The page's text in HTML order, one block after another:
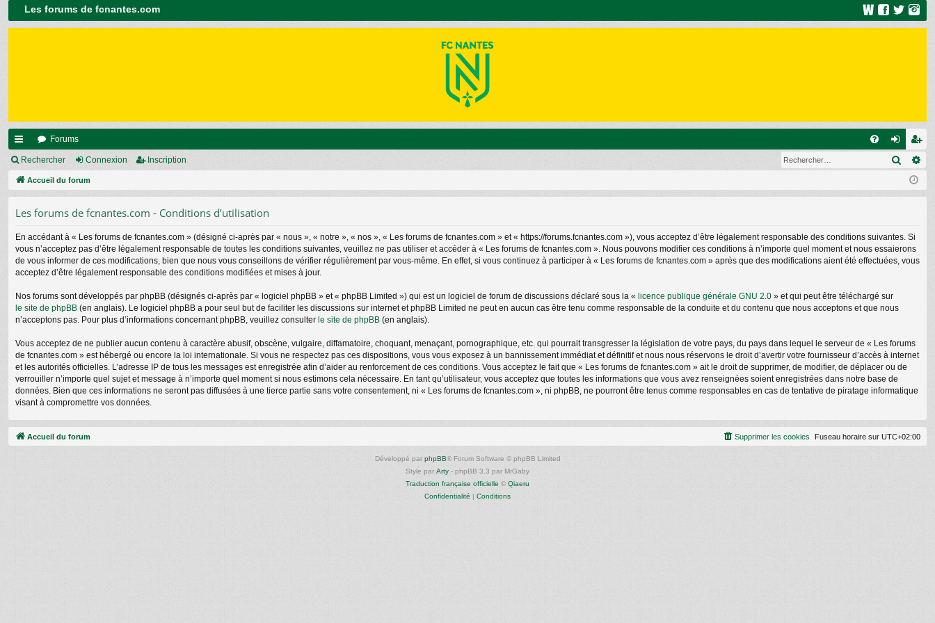
Les forums de fcnantes.com
ac
co
Forums
on ns
cri
Rechercher Connexion Inscription
Accueil du forum
Les forums de fcnantes.com - Conditions d’utilisation
En accédant à « Les forums de fcnantes.com » (désigné ci-après par « nous », « notre », « nos », « Les forums de fcnantes.com » et « https://forums.fcnantes.com »), vous acceptez d’être légalement responsable des conditions suivantes. Si
vous n’acceptez pas d’être légalement responsable de toutes les conditions suivantes, veuillez ne pas utiliser et accéder à « Les forums de fcnantes.com ». Nous pouvons modifier ces conditions à n’importe quel moment et nous essaierons
de vous informer de ces modifications, bien que nous vous conseillons de vérifier régulièrement par vous-même. En effet, si vous continuez à participer à « Les forums de fcnantes.com » après que des modifications aient été effectuées, vous
acceptez d’être légalement responsable des conditions modifiées et mises à jour.
Nos forums sont développés par phpBB (désignés ci-après par « logiciel phpBB » et « phpBB Limited ») qui est un logiciel de forum de discussions déclaré sous la « licence publique générale GNU 2.0 » et qui peut être téléchargé sur
le site de phpBB (en anglais). Le logiciel phpBB a pour seul but de faciliter les discussions sur internet et phpBB Limited ne peut en aucun cas être tenu comme responsable de la conduite et du contenu que nous acceptons et que nous
n’acceptons pas. Pour plus d’informations concernant phpBB, veuillez consulter le site de phpBB (en anglais).
Vous acceptez de ne publier aucun contenu à caractère abusif, obscène, vulgaire, diffamatoire, choquant, menaçant, pornographique, etc. qui pourrait transgresser la législation de votre pays, du pays dans lequel le serveur de « Les forums
de fcnantes.com » est hébergé ou encore la loi internationale. Si vous ne respectez pas ces dispositions, vous vous exposez à un bannissement immédiat et définitif et nous nous réservons le droit d’avertir votre fournisseur d’accès à internet
et les autorités officielles. L’adresse IP de tous les messages est enregistrée afin d’aider au renforcement de ces conditions. Vous acceptez le fait que « Les forums de fcnantes.com » ait le droit de supprimer, de modifier, de déplacer ou de
verrouiller n’importe quel sujet et message à n’importe quel moment si nous estimons cela nécessaire. En tant qu’utilisateur, vous acceptez que toutes les informations que vous avez renseignées soient enregistrées dans notre base de
données. Bien que ces informations ne seront pas diffusées à une tierce partie sans votre consentement, ni « Les forums de fcnantes.com », ni phpBB, ne pourront être tenus comme responsables en cas de tentative de piratage informatique
visant à compromettre vos données.
Accueil du forum Fuseau horaire sur UTC+02:00
Supprimer les cookies
Développé par phpBB® Forum Software © phpBB Limited
Style par Arty - phpBB 3.3 par MrGaby
Traduction française officielle ©Qiaeru
Confidentialité | Conditions